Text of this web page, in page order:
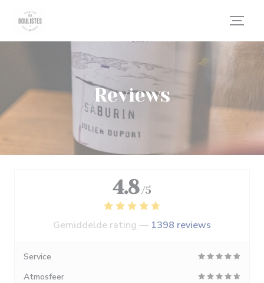
Reviews
4.8 /5
Gemiddelde rating — 1398 reviews
Service
Atmosfeer